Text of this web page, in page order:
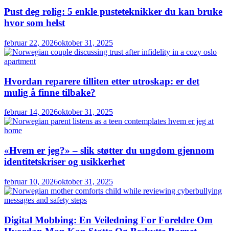
Pust deg rolig: 5 enkle pusteteknikker du kan bruke
hvor som helst
februar 22, 2026oktober 31, 2025
Hvordan reparere tilliten etter utroskap: er det
mulig å finne tilbake?
februar 14, 2026oktober 31, 2025
«Hvem er jeg?» – slik støtter du ungdom gjennom
identitetskriser og usikkerhet
februar 10, 2026oktober 31, 2025
Digital Mobbing: En Veiledning For Foreldre Om